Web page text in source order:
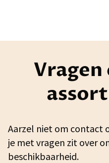
Vragen
Aarzel niet om contact
je met vragen zit over
beschikbaarheid.